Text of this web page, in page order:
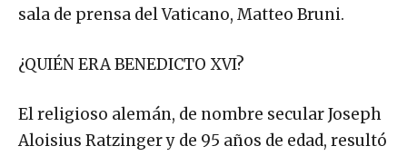
sala de prensa del Vaticano, Matteo Bruni.
¿QUIÉN ERA BENEDICTO XVI?
El religioso alemán, de nombre secular Joseph
Aloisius Ratzinger y de 95 años de edad, resultó